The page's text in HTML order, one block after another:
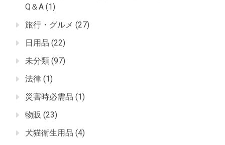
Q＆A (1)
旅行・グルメ (27)
日用品 (22)
未分類 (97)
法律 (1)
災害時必需品 (1)
物販 (23)
犬猫衛生用品 (4)